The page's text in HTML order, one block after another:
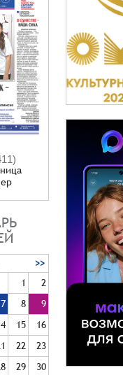
>>
1
2
7 8
9
15
16
22
23
29 30